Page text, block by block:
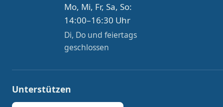
Mo, Mi, Fr, Sa, So:
14:00–16:30 Uhr
Di, Do und feiertags
geschlossen
Unterstützen